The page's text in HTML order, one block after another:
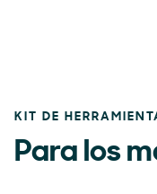
KIT DE
Para los